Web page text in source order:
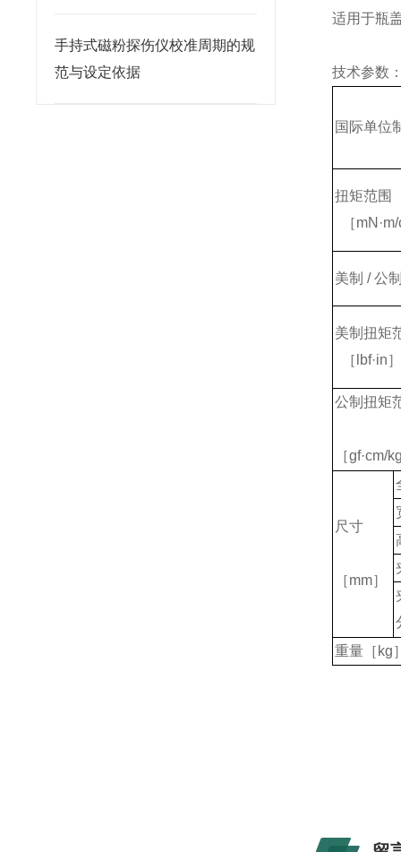
手持式磁粉探伤仪校准周期的规
范与设定依据
适用于瓶
技术参数
国际单位
扭矩范围
［
美制 / 公
美制扭矩
［lbf·in
公制扭矩
［gf·cm/
尺寸
［mm］
重量［kg